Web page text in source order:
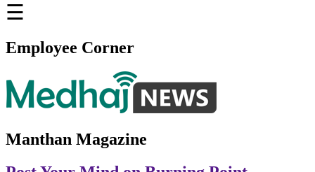
☰
Employee Corner
Manthan Magazine